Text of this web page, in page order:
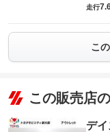
走行
こ
この販売店
デ